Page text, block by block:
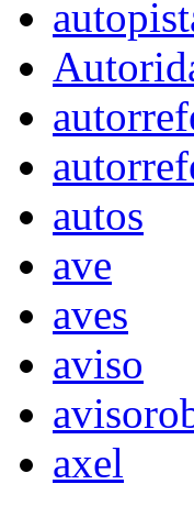
autos
ave
aves
aviso
axel